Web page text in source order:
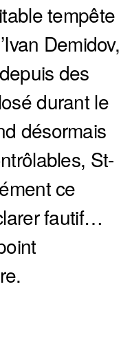
tempête
Demidov,
des
durant le
désormais
St-
ce
fautif…